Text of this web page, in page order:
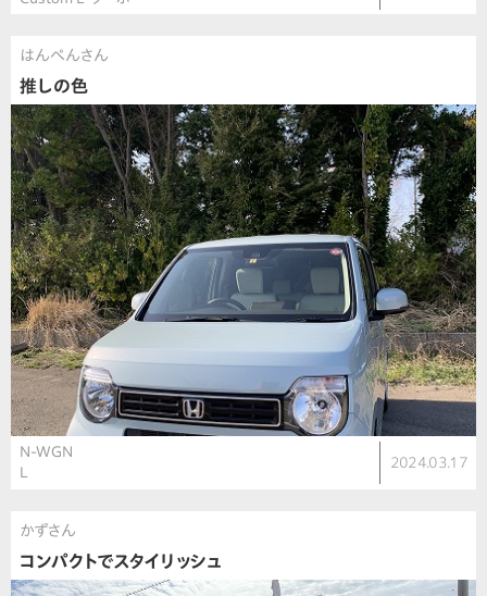
はんぺんさん
推しの色
N-WGN
2024.03.17
かずさん
コンパクトでスタイリッシュ